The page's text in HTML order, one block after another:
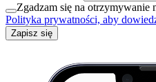
Zgadzam się na otrzymywanie
Polityka prywatności, aby
Zapisz się